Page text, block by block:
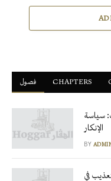
فصول ْCHAPTERS
سياسة
الإنكار
BY
في